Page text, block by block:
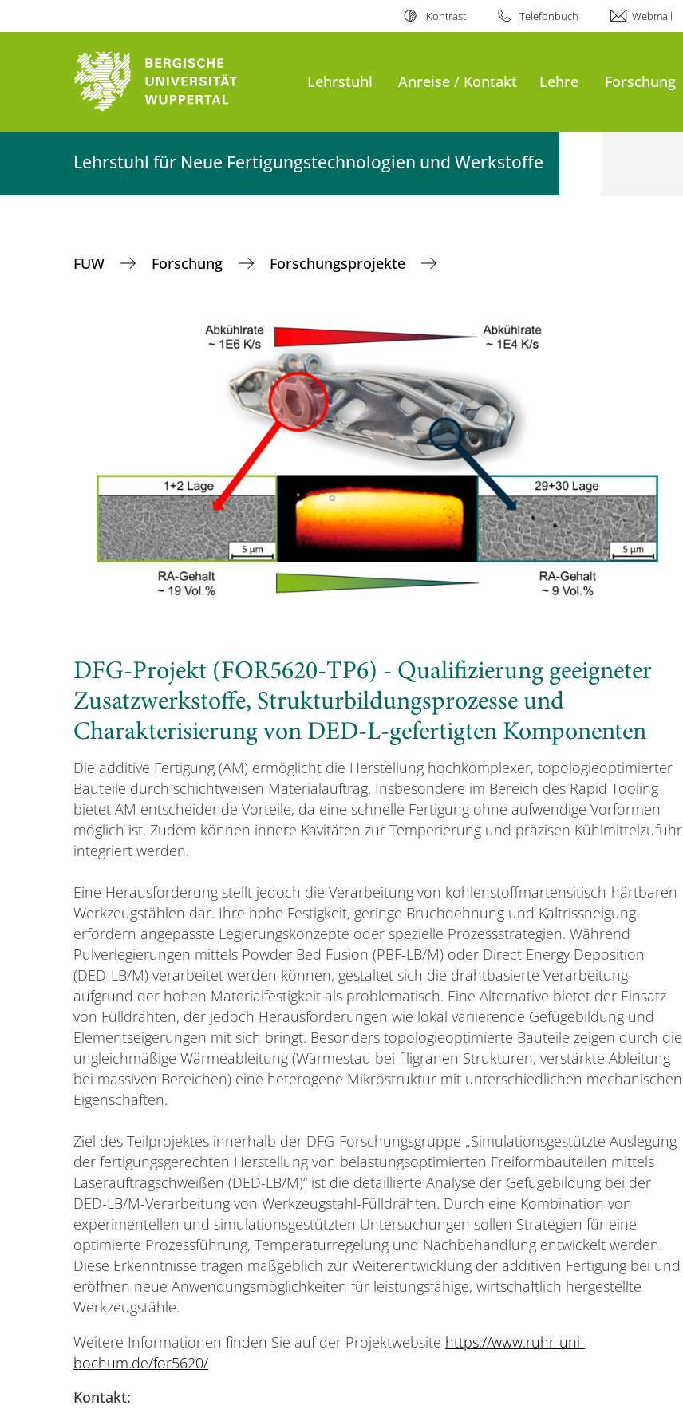
Kontrast Telefonbuch Webmail
Lehrstuhl Anreise / Kontakt Lehre Forschung
Lehrstuhl für Neue Fertigungstechnologien und Werkstoffe
FUW Forschung Forschungsprojekte
DFG-Projekt (FOR5620-TP6) - Qualifizierung geeigneter
Zusatzwerkstoffe, Strukturbildungsprozesse und
Charakterisierung von DED-L-gefertigten Komponenten
Die additive Fertigung (AM) ermöglicht die Herstellung hochkomplexer, topologieoptimierter
Bauteile durch schichtweisen Materialauftrag. Insbesondere im Bereich des Rapid Tooling
bietet AM entscheidende Vorteile, da eine schnelle Fertigung ohne aufwendige Vorformen
möglich ist. Zudem können innere Kavitäten zur Temperierung und präzisen Kühlmittelzufuhr
integriert werden.
Eine Herausforderung stellt jedoch die Verarbeitung von kohlenstoffmartensitisch-härtbaren
Werkzeugstählen dar. Ihre hohe Festigkeit, geringe Bruchdehnung und Kaltrissneigung
erfordern angepasste Legierungskonzepte oder spezielle Prozessstrategien. Während
Pulverlegierungen mittels Powder Bed Fusion (PBF-LB/M) oder Direct Energy Deposition
(DED-LB/M) verarbeitet werden können, gestaltet sich die drahtbasierte Verarbeitung
aufgrund der hohen Materialfestigkeit als problematisch. Eine Alternative bietet der Einsatz
von Fülldrähten, der jedoch Herausforderungen wie lokal variierende Gefügebildung und
Elementseigerungen mit sich bringt. Besonders topologieoptimierte Bauteile zeigen durch die
ungleichmäßige Wärmeableitung (Wärmestau bei filigranen Strukturen, verstärkte Ableitung
bei massiven Bereichen) eine heterogene Mikrostruktur mit unterschiedlichen mechanischen
Eigenschaften.
Ziel des Teilprojektes innerhalb der DFG-Forschungsgruppe „Simulationsgestützte Auslegung
der fertigungsgerechten Herstellung von belastungsoptimierten Freiformbauteilen mittels
Laserauftragschweißen (DED-LB/M)“ ist die detaillierte Analyse der Gefügebildung bei der
DED-LB/M-Verarbeitung von Werkzeugstahl-Fülldrähten. Durch eine Kombination von
experimentellen und simulationsgestützten Untersuchungen sollen Strategien für eine
optimierte Prozessführung, Temperaturregelung und Nachbehandlung entwickelt werden.
Diese Erkenntnisse tragen maßgeblich zur Weiterentwicklung der additiven Fertigung bei und
eröffnen neue Anwendungsmöglichkeiten für leistungsfähige, wirtschaftlich hergestellte
Werkzeugstähle.
Weitere Informationen finden Sie auf der Projektwebsite https://www.ruhr-uni-
bochum.de/for5620/
Kontakt: